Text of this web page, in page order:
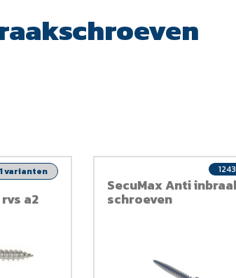
a2
varianten
SecuMax Anti
schroeven